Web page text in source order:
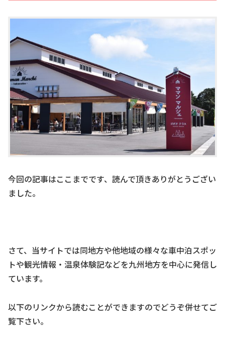
今回の記事はここまでです、読んで頂きありがとうござい
ました。
さて、当サイトでは同地方や他地域の様々な車中泊スポッ
トや観光情報・温泉体験記などを九州地方を中心に発信し
ています。
以下のリンクから読むことができますのでどうぞ併せてご
覧下さい。